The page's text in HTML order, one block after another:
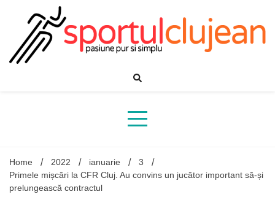
Home 2022 ianuarie
3
Primele mișcări la CFR Cluj. Au convins un jucător important să-și
prelungească contractul